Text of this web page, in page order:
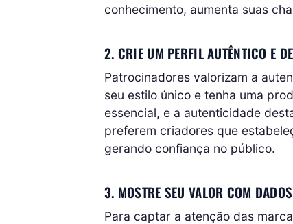
conhecimento, aumenta suas
2. CRIE UM PERFIL AUTÊNTICO E
Patrocinadores valorizam a
seu estilo único e tenha uma
essencial, e a autenticidade
preferem criadores que
gerando confiança no público.
3. MOSTRE SEU VALOR COM
Para captar a atenção das